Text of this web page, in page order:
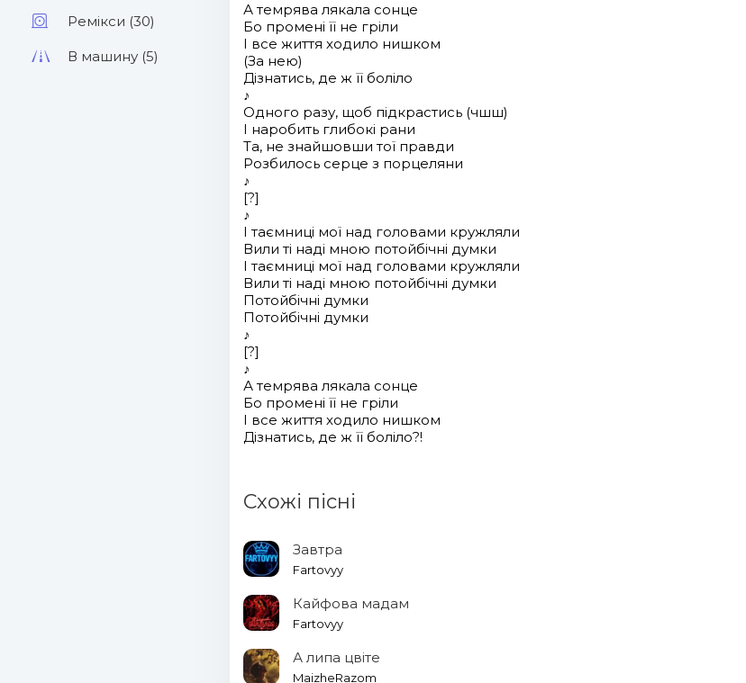
Ремікси (30)
В машину (5)
А темрява лякала сонце
Бо промені її не гріли
І все життя ходило нишком
(За нею)
Дізнатись, де ж її боліло
♪
Одного разу, щоб підкрастись (чшш)
І наробить глибокі рани
Та, не знайшовши тої правди
Розбилось серце з порцеляни
♪
[?]
♪
І таємниці мої над головами кружляли
Вили ті наді мною потойбічні думки
І таємниці мої над головами кружляли
Вили ті наді мною потойбічні думки
Потойбічні думки
Потойбічні думки
♪
[?]
♪
А темрява лякала сонце
Бо промені її не гріли
І все життя ходило нишком
Дізнатись, де ж її боліло?!
Схожі пісні
Завтра
Fartovyy
Кайфова мадам
Fartovyy
А липа цвіте
MaizheRazom